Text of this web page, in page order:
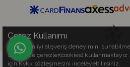
Kıbrıs'ın En Gelişmiş Online
Armar Electronics Ltd.-
Çerez Kullanımı
Sizlere en iyi alışveriş deneyimini
sitemizde çerezler(cookies) kullanmaktayız.
için Kvkk sözleşmesini inceleyebilirsiniz.